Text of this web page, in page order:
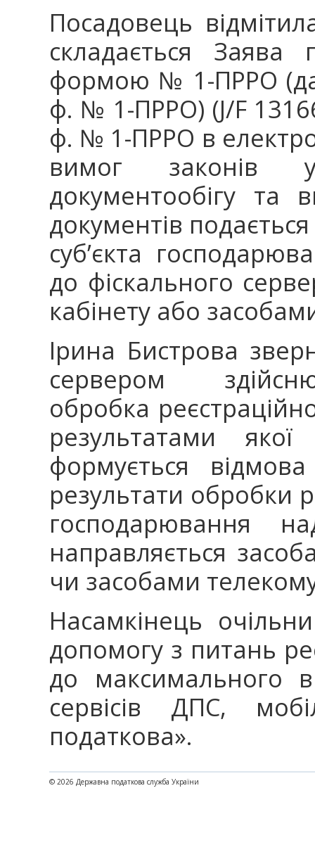
Посадовець
складається
формою № 1-ПРРО
ф. № 1-ПРРО) (J/F
ф. № 1-ПРРО в
вимог законів
документообігу та
документів
суб’єкта
до фіскального
кабінету або
Ірина Бистрова
сервером
обробка
результатами
формується
результати обробки
господарювання
направляється
чи засобами
Насамкінець
допомогу з питань
до максимального
сервісів ДПС,
податкова».
© 2026 Державна податкова служба України